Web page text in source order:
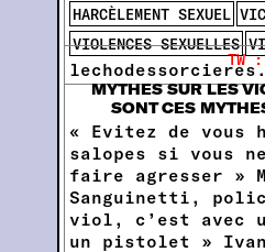
HARCÈLEMENT SEXUEL
VIOLENCES SEXUELLES
TW
MYTHES SUR LES
SONT CES
« Evitez de vous
salopes si vous
faire agresser »
Sanguinetti,
viol, c’est avec
un pistolet »